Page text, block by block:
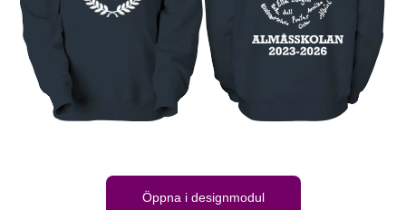
Öppna i designmodul